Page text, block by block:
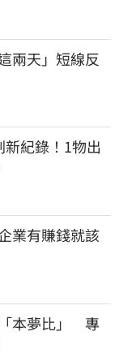
兩天」短線反
紀錄！1物出
業有賺錢就該
本夢比」　專